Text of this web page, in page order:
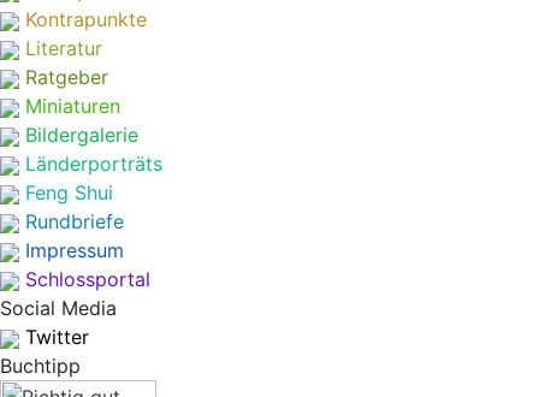
Kontrapunkte
Literatur
Ratgeber
Miniaturen
Bildergalerie
Länderporträts
Feng Shui
Rundbriefe
Impressum
Schlossportal
Social Media
Twitter
Buchtipp